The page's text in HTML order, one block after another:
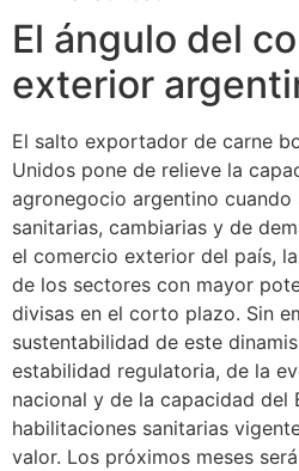
El ángulo del
exterior
El salto exportador de carne
Unidos pone de relieve la
agronegocio argentino cuando
sanitarias, cambiarias y de
el comercio exterior del país,
de los sectores con mayor
divisas en el corto plazo. Sin
sustentabilidad de este
estabilidad regulatoria, de la
nacional y de la capacidad del
habilitaciones sanitarias
valor. Los próximos meses